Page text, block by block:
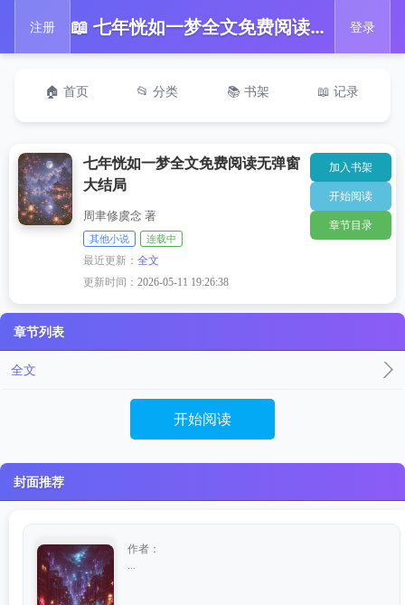
注册 📖 七年恍如一梦全文免费阅读无弹窗大结局 登录
🏠 首页 📂 分类 📚 书架 📖 记录
七年恍如一梦全文免费阅读无弹窗
大结局
周聿修虞念 著
其他小说 连载中
最近更新：全文
更新时间：2026-05-11 19:26:38
加入书架
开始阅读
章节目录
章节列表
全文
开始阅读
封面推荐
作者：